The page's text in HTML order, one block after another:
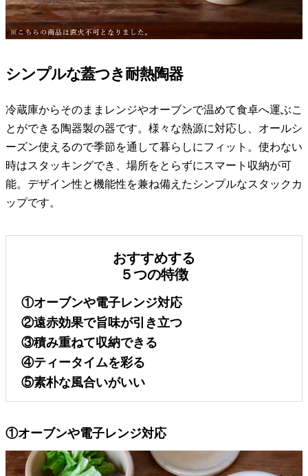
シンプルな蓋つき耐熱陶器
冷蔵庫からそのままレンジやオーブンで温めて食卓へ運ぶこ
とができる陶器製の器です。様々な熱源に対応し、オールシ
ーズン使えるので季節を通して暮らしにフィット。使わない
時はスタッキングでき、場所をとらずにスマート収納が可
能。デザイン性と機能性を兼ね備えたシンプルなスタックカ
ップです。
おすすめする
５つの特徴
①オーブンや電子レンジ対応
②遠赤効果で旨味が引き立つ
③積み重ねて収納できる
④ティータイムを彩る
⑤素朴な風合いがいい
①オーブンや電子レンジ対応